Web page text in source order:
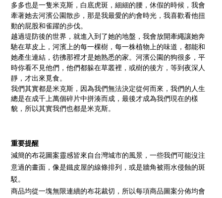
多多也是一隻米克斯，白底虎斑，細細的腰，休假的時候，我會
牽著她去河濱公園散步，那是我最愛的約會時光，我喜歡看他扭
動的屁股和雀躍的步伐。
越過堤防後的世界，就進入到了她的地盤，我會放開牽繩讓她奔
馳在草皮上，河濱上的每一棵樹，每一株植物上的味道，都能和
她產生連結，彷彿那裡才是她熟悉的家。河濱公園的狗很多，平
時你看不見他們，他們都躲在草叢裡，或樹的後方，等到夜深人
靜，才出來覓食。
我們其實都是米克斯，因為我們無法決定從何而來，我們的人生
總是在成千上萬個碎片中拼湊而成，最後才成為我們現在的樣
貌，所以其實我們也都是米克斯。
重要提醒
減簡的布花圖案靈感皆來自台灣城市的風景，一些我們可能沒注
意過的畫面，像是鐵皮屋的線條排列，或是牆角被雨水侵蝕的斑
駁。
商品均從一塊無限連續的布花裁切，所以每項商品圖案分佈均會